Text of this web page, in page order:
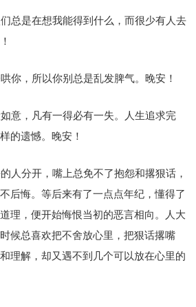
总是在想我能得到什么，而很少有人去
你，所以你别总是乱发脾气。晚安！
意，凡有一得必有一失。人生追求完
的遗憾。晚安！
人分开，嘴上总免不了抱怨和撂狠话，
后悔。等后来有了一点点年纪，懂得了
理，便开始悔恨当初的恶言相向。人大
候总喜欢把不舍放心里，把狠话撂嘴
理解，却又遇不到几个可以放在心里的